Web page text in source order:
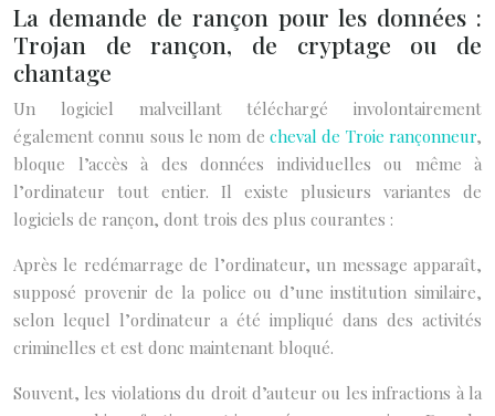
La demande de rançon pour les données :
Trojan de rançon, de cryptage ou de
chantage
Un logiciel malveillant téléchargé involontairement
également connu sous le nom de cheval de Troie rançonneur,
bloque l’accès à des données individuelles ou même à
l’ordinateur tout entier. Il existe plusieurs variantes de
logiciels de rançon, dont trois des plus courantes :
Après le redémarrage de l’ordinateur, un message apparaît,
supposé provenir de la police ou d’une institution similaire,
selon lequel l’ordinateur a été impliqué dans des activités
criminelles et est donc maintenant bloqué.
Souvent, les violations du droit d’auteur ou les infractions à la